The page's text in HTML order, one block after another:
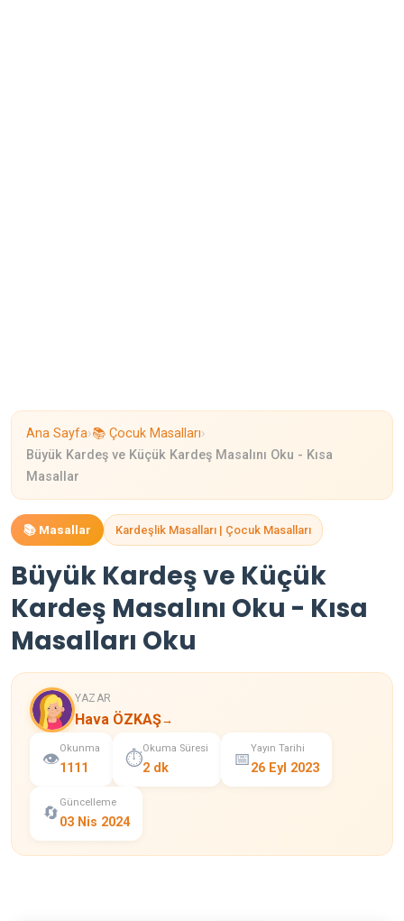
Ana Sayfa›📚 Çocuk Masalları›
Büyük Kardeş ve Küçük Kardeş Masalını Oku - Kısa
Masallar
📚 Masallar Kardeşlik Masalları | Çocuk Masalları
Büyük Kardeş ve Küçük
Kardeş Masalını Oku - Kısa
Masalları Oku
YAZAR
Hava ÖZKAŞ→
👁️
Okunma
1111 ⏱️
Okuma Süresi
2 dk 📅
Yayın Tarihi
26 Eyl 2023
🔄
Güncelleme
03 Nis 2024